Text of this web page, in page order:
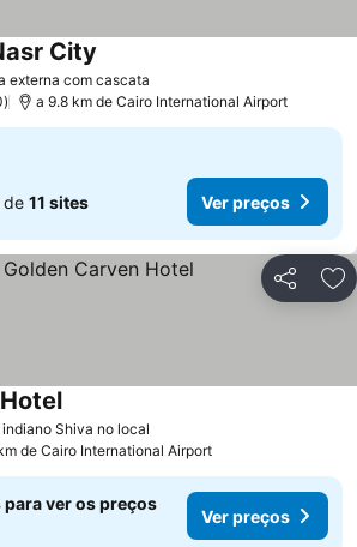
externa com cascata
City
a 9.8 km de Cairo International Airport
de 11 sites Ver preços
Partilhar
Shiva no local
de Cairo International Airport
para ver os preços
Ver preços